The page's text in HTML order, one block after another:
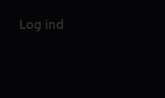
Log ind